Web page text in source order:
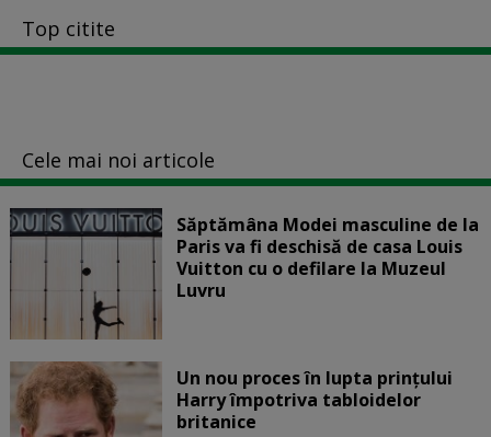
Top citite
Cele mai noi articole
Săptămâna Modei masculine de la
Paris va fi deschisă de casa Louis
Vuitton cu o defilare la Muzeul
Luvru
Un nou proces în lupta prinţului
Harry împotriva tabloidelor
britanice